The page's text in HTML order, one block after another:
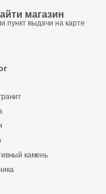
магазин
пункт выдачи на карте
камень